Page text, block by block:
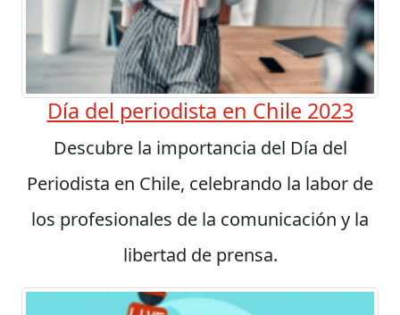
Día del periodista en Chile 2023
Descubre la importancia del Día del
Periodista en Chile, celebrando la labor de
los profesionales de la comunicación y la
libertad de prensa.